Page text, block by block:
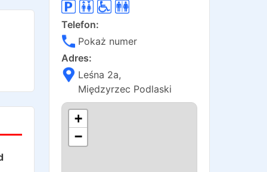
Telefon:
Pokaż numer
Adres:
Leśna 2a,
Międzyrzec Podlaski
+
−